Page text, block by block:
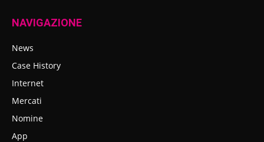
NAVIGAZIONE
News
Case History
Internet
Mercati
Nomine
App